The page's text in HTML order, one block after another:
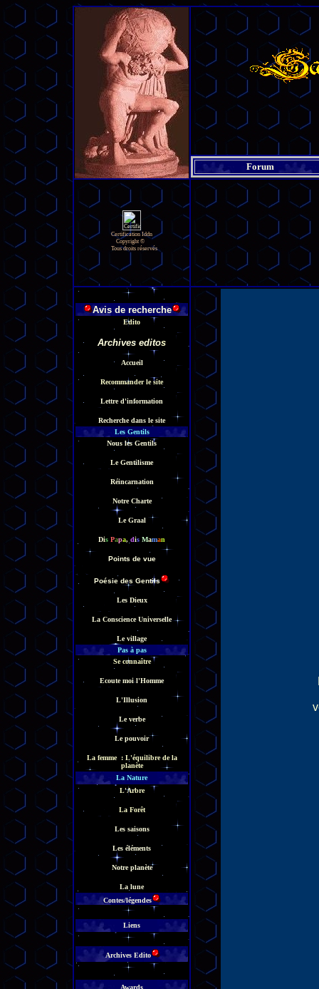
Forum
Certification Iddn
Copyright ©
Tous droits réservés
Avis de recherche
Edito
Archives editos
Accueil
Recommander le site
Lettre d'information
Recherche dans le site
Les Gentils
Nous les Gentils
Le Gentilisme
Réincarnation
Notre Charte
Le Graal
Dis Papa, dis Maman
Points de vue
Poésie des Gentils
Les Dieux
La Conscience Universelle
Le village
Pas à pas
Se connaître
Ecoute moi l'Homme
L'Illusion
Le verbe
Le pouvoir
La femme : L'équilibre de la
planète
La Nature
L'Arbre
La Forêt
Les saisons
Les éléments
Notre planète
La lune
Contes/légendes
Liens
Archives Edito
Awards